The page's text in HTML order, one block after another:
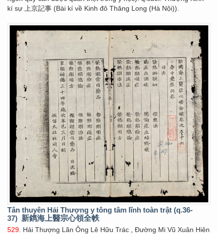
kí sự 上京記事 (Bài kí về Kinh đô Thăng Long (Hà Nội)).
Tân thuyên Hải Thượng y tông tâm lĩnh toàn trật (q.36-
37) 新鐫海上醫宗心領全帙
529 . Hải Thượng Lãn Ông Lê Hữu Trác , Đường Mi Vũ Xuân Hiên